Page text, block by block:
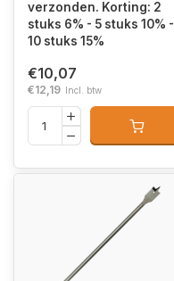
verzonden. Korting: 2
stuks 6% - 5 stuks 10% -
10 stuks 15%
€10,07
€12,19 Incl. btw